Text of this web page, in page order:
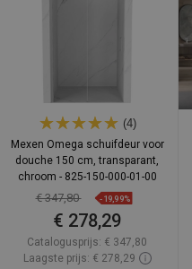
(4)
Mexen Omega schuifdeur voor
douche 150 cm, transparant,
chroom - 825-150-000-01-00
€ 347,80 -19,99%
€ 278,29
Catalogusprijs: € 347,80
Laagste prijs: € 278,29